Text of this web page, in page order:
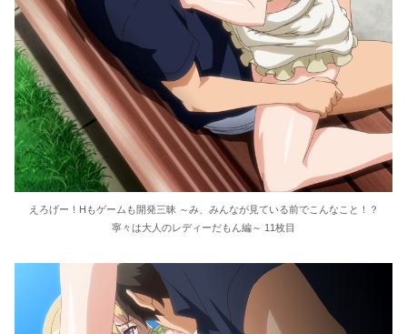
えろげー！Hもゲームも開発三昧 ～み、みんなが見ている前でこんなこと！？
寧々は大人のレディーだもん編～ 11枚目